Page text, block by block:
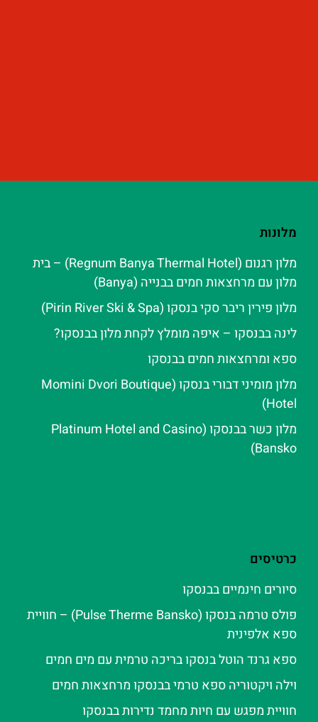
מלונות
מלון רגנום (Regnum Banya Thermal Hotel) – בית
מלון עם מרחצאות חמים בבנייה (Banya)
מלון פירין ריבר סקי בנסקו (Pirin River Ski & Spa‬)
לינה בבנסקו – איפה מומלץ לקחת מלון בבנסקו?
ספא ומרחצאות חמים בבנסקו
מלון מומיני דבורי בנסקו (Momini Dvori Boutique
Hotel)
מלון כשר בבנסקו (Platinum Hotel and Casino
Bansko)
כרטיסים
סיורים חינמיים בבנסקו
פולס טרמה בנסקו (Pulse Therme Bansko) – חוויית
ספא אלפינית
ספא גרנד הוטל בנסקו בריכה טרמית עם מים חמים
וילה ויקטוריה ספא טרמי בבנסקו מרחצאות חמים
חוויית מפגש עם חיות מחמד נדירות בבנסקו